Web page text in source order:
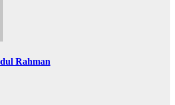
Rahman